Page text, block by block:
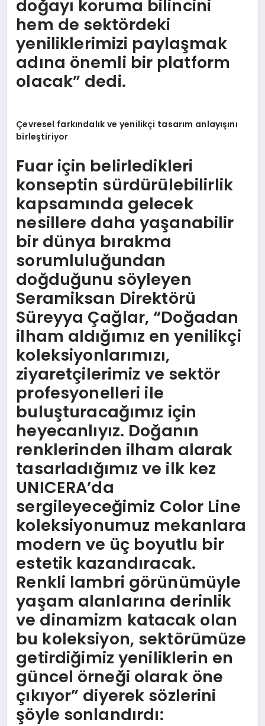
doğayı koruma bilincini
hem de sektördeki
yeniliklerimizi paylaşmak
adına önemli bir platform
olacak” dedi.
Çevresel farkındalık ve yenilikçi tasarım anlayışını
birleştiriyor
Fuar için belirledikleri
konseptin sürdürülebilirlik
kapsamında gelecek
nesillere daha yaşanabilir
bir dünya bırakma
sorumluluğundan
doğduğunu söyleyen
Seramiksan Direktörü
Süreyya Çağlar, “Doğadan
ilham aldığımız en yenilikçi
koleksiyonlarımızı,
ziyaretçilerimiz ve sektör
profesyonelleri ile
buluşturacağımız için
heyecanlıyız. Doğanın
renklerinden ilham alarak
tasarladığımız ve ilk kez
UNICERA’da
sergileyeceğimiz Color Line
koleksiyonumuz mekanlara
modern ve üç boyutlu bir
estetik kazandıracak.
Renkli lambri görünümüyle
yaşam alanlarına derinlik
ve dinamizm katacak olan
bu koleksiyon, sektörümüze
getirdiğimiz yeniliklerin en
güncel örneği olarak öne
çıkıyor” diyerek sözlerini
şöyle sonlandırdı: